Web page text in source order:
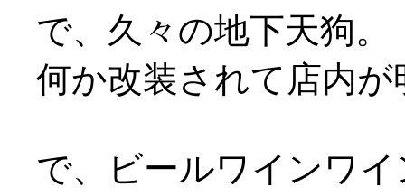
で、久々の地下天狗。
何か改装されて店内
で、ビールワインワ